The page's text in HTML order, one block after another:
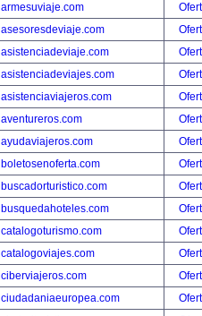
armesuviaje.com
asesoresdeviaje.com
asistenciadeviaje.com
asistenciadeviajes.com
asistenciaviajeros.com
aventureros.com
ayudaviajeros.com
boletosenoferta.com
buscadorturistico.com
busquedahoteles.com
catalogoturismo.com
catalogoviajes.com
ciberviajeros.com
ciudadaniaeuropea.com